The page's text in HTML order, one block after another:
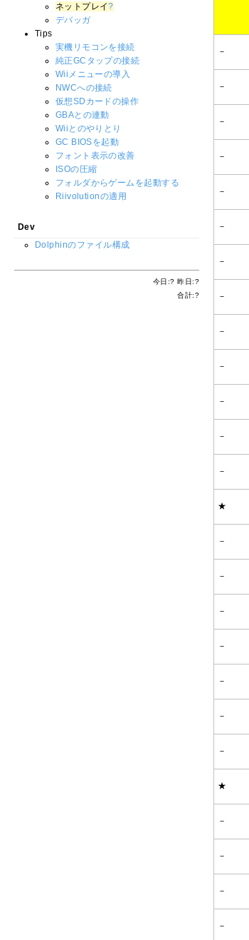
－
－
－
－
－
－
－
－
－
－
－
－
－
★
－
－
－
－
－
－
－
★
－
－
－
－
ネットプレイ?
デバッガ
Tips
実機リモコンを接続
純正GCタップの接続
Wiiメニューの導入
NWCへの接続
仮想SDカードの操作
GBAとの連動
Wiiとのやりとり
GC BIOSを起動
フォント表示の改善
ISOの圧縮
フォルダからゲームを起動する
Riivolutionの適用
Dev
Dolphinのファイル構成
今日:? 昨日:?
合計:?